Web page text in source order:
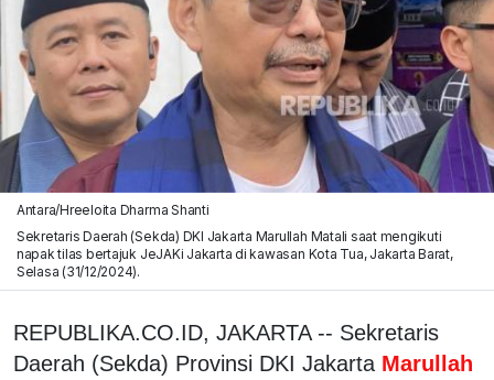
Antara/Hreeloita Dharma Shanti
Sekretaris Daerah (Sekda) DKI Jakarta Marullah Matali saat mengikuti
napak tilas bertajuk JeJAKi Jakarta di kawasan Kota Tua, Jakarta Barat,
Selasa (31/12/2024).
REPUBLIKA.CO.ID, JAKARTA -- Sekretaris
Daerah (Sekda) Provinsi DKI Jakarta Marullah